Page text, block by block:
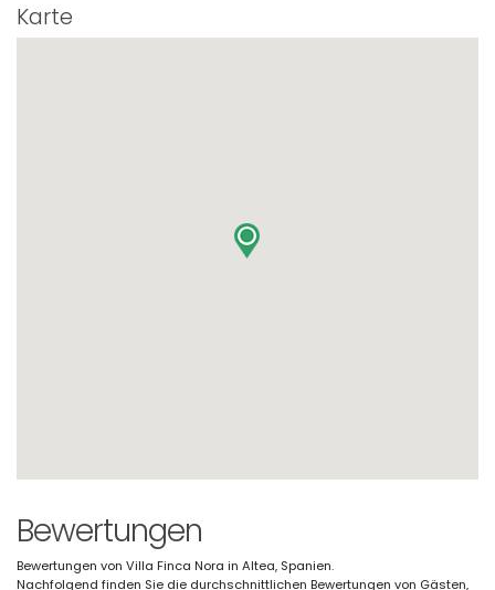
Karte
Bewertungen
Bewertungen von Villa Finca Nora in Altea, Spanien.
Nachfolgend finden Sie die durchschnittlichen Bewertungen von Gästen,